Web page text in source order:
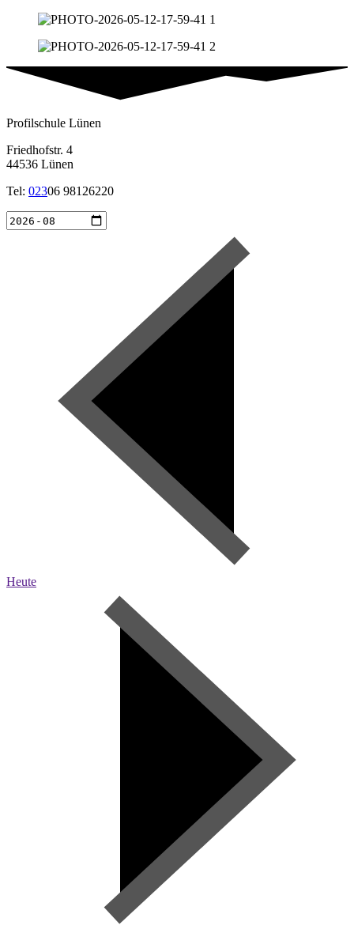
Profilschule Lünen
Friedhofstr. 4
44536 Lünen
Tel: 02306 98126220
Heute